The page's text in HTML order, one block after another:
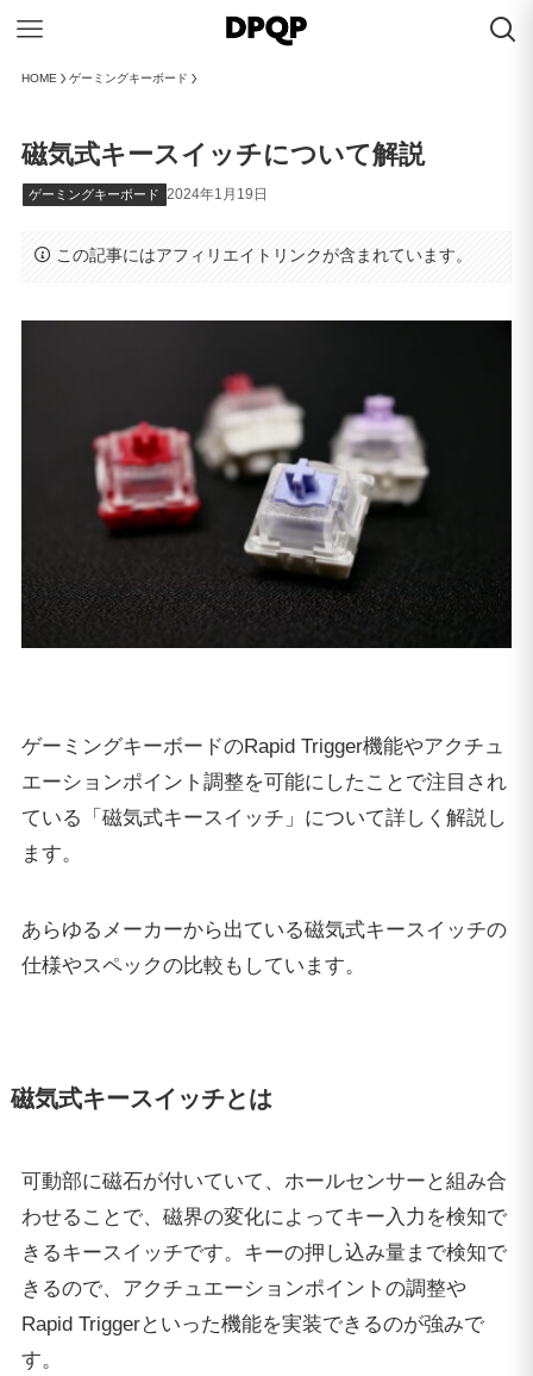
HOME ゲーミングキーボード
磁気式キースイッチについて解説
ゲーミングキーボード 2024年1月19日
この記事にはアフィリエイトリンクが含まれています。
ゲーミングキーボードのRapid Trigger機能やアクチュ
エーションポイント調整を可能にしたことで注目され
ている「磁気式キースイッチ」について詳しく解説し
ます。
あらゆるメーカーから出ている磁気式キースイッチの
仕様やスペックの比較もしています。
磁気式キースイッチとは
可動部に磁石が付いていて、ホールセンサーと組み合
わせることで、磁界の変化によってキー入力を検知で
きるキースイッチです。キーの押し込み量まで検知で
きるので、アクチュエーションポイントの調整や
Rapid Triggerといった機能を実装できるのが強みで
す。